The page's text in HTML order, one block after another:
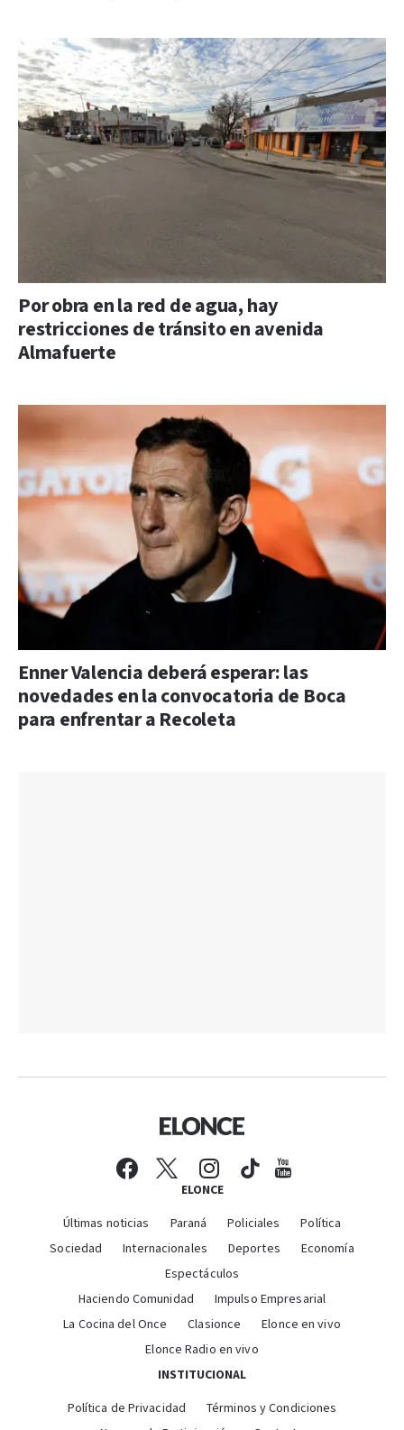
Por obra en la red de agua, hay
restricciones de tránsito en avenida
Almafuerte
Enner Valencia deberá esperar: las
novedades en la convocatoria de Boca
para enfrentar a Recoleta
ELONCE
Últimas noticias Paraná Policiales
Política
Sociedad
Internacionales Deportes
Economía
Espectáculos
Haciendo Comunidad
Impulso Empresarial
La Cocina del Once
Clasionce
Elonce en vivo
Elonce Radio en vivo
INSTITUCIONAL
Política de Privacidad
Términos y Condiciones